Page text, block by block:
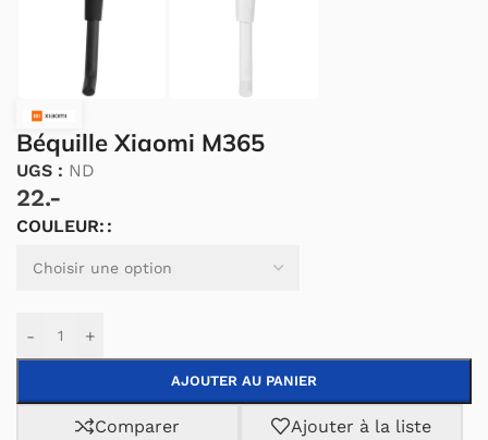
Béquille Xiaomi M365
UGS : ND
22.-
COULEUR:
- +
AJOUTER AU PANIER
Alternative:
Comparer Ajouter à la liste